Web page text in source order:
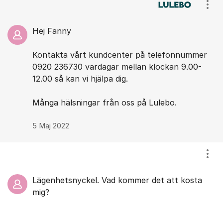
Hej Fanny
Kontakta vårt kundcenter på telefonnummer
0920 236730 vardagar mellan klockan 9.00-
12.00 så kan vi hjälpa dig.
Många hälsningar från oss på Lulebo.
5 Maj 2022
Lägenhetsnyckel. Vad kommer det att kosta
mig?